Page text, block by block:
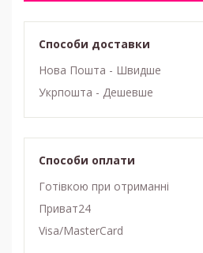
Способи доставки
Нова Пошта - Швидше
Укрпошта - Дешевше
Способи оплати
Готівкою при отриманні
Приват24
Visa/MasterCard